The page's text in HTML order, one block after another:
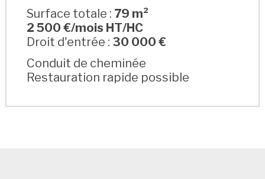
Surface totale : 79 m²
2 500 €/mois HT/HC
Droit d'entrée : 30 000 €
Conduit de cheminée
Restauration rapide possible